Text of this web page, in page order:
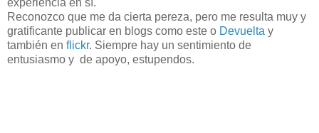
experiencia en sí.
Reconozco que me da cierta pereza, pero me resulta muy y
gratificante publicar en blogs como este o Devuelta y
también en flickr. Siempre hay un sentimiento de
entusiasmo y de apoyo, estupendos.